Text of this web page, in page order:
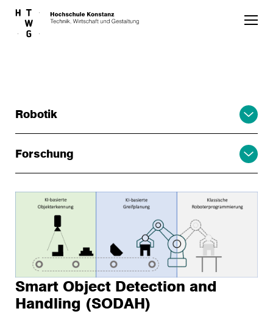
Skip to main content
Robotik
Forschung
Smart Object Detection and
Handling (SODAH)